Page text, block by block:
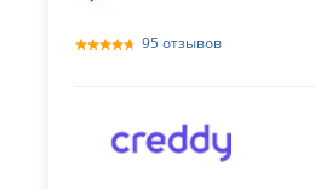
95 отзывов